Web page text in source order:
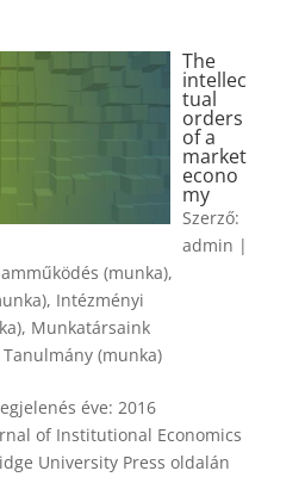
The
intellec
tual
orders
of a
market
econo
my
Szerző:
admin |
(munka),
, Intézményi
, Munkatársaink
Tanulmány (munka)
éve: 2016
of Institutional Economics
University Press oldalán